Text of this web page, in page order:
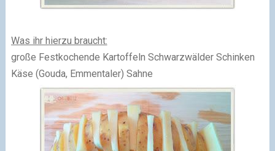
Was ihr hierzu braucht:
große Festkochende Kartoffeln Schwarzwälder Schinken
Käse (Gouda, Emmentaler) Sahne